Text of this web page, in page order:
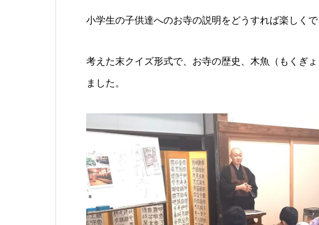
小学生の子供達へのお寺の説明をどうすれば楽しくで
考えた末クイズ形式で、お寺の歴史、木魚（もくぎ
ました。